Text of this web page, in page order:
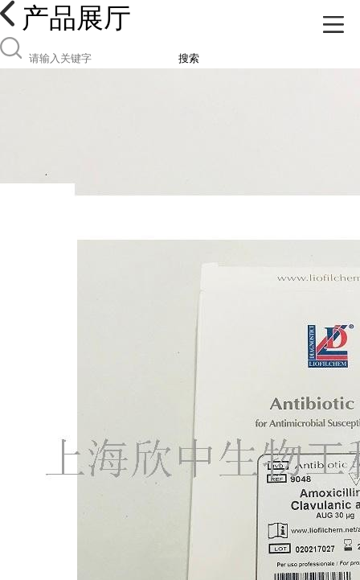
产品展厅
搜索